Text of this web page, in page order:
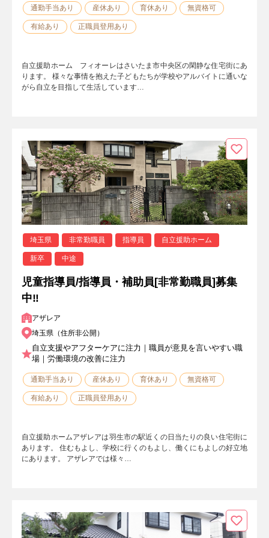
通勤手当あり 産休あり 育休あり 無資格可
有給あり 正職員登用あり
自立援助ホーム フィオーレはさいたま市中央区の閑静な住宅街にあ
ります。 様々な事情を抱えた子どもたちが学校やアルバイトに通いな
がら自立を目指して生活しています…
埼玉県 非常勤職員 指導員 自立援助ホーム
新卒 中途
児童指導員/指導員・補助員[非常勤職員]募集
中‼
アザレア
埼玉県（住所非公開）
自立支援やアフターケアに注力｜職員が意見を言いやすい職
場｜労働環境の改善に注力
通勤手当あり 産休あり 育休あり 無資格可
有給あり 正職員登用あり
自立援助ホームアザレアは羽生市の駅近くの日当たりの良い住宅街に
あります。 住むもよし、学校に行くのもよし、働くにもよしの好立地
にあります。 アザレアでは様々…